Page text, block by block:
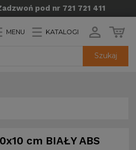
pod nr 721 721 411
Szukaj
MENU KATALOGI
cm BIAŁY ABS